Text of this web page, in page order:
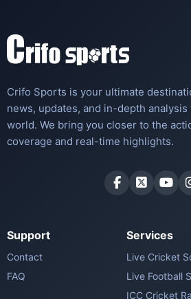
Crifo Sports is your ultimate
news, updates, and in-depth
world. We bring you closer to the
coverage and real-time highlights.
Support
Contact
FAQ
Services
Live Cricket
Live Football
ICC Cricket